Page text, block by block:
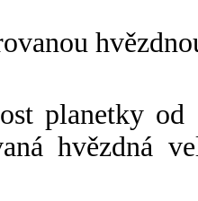
planetky od
hvězdná